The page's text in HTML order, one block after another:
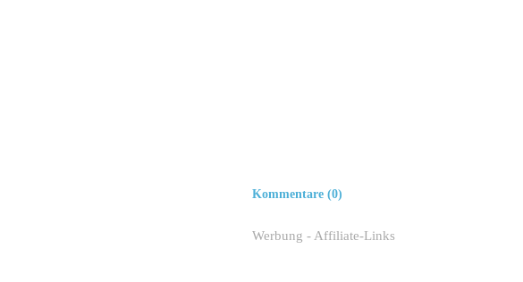
Kommentare (0)
Werbung - Affiliate-Links